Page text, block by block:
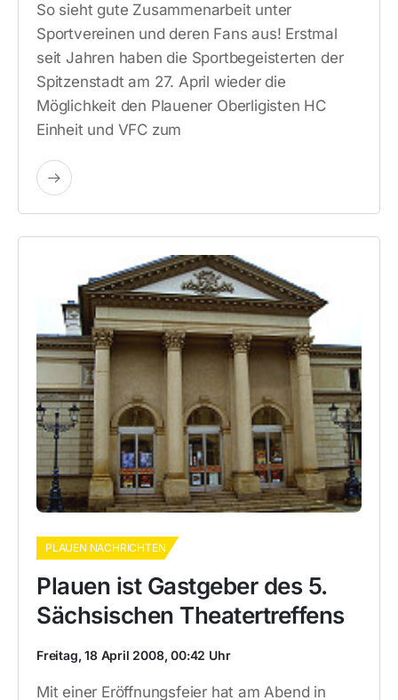
So sieht gute Zusammenarbeit unter
Sportvereinen und deren Fans aus! Erstmal
seit Jahren haben die Sportbegeisterten der
Spitzenstadt am 27. April wieder die
Möglichkeit den Plauener Oberligisten HC
Einheit und VFC zum
PLAUEN NACHRICHTEN
Plauen ist Gastgeber des 5.
Sächsischen Theatertreffens
Freitag, 18 April 2008, 00:42 Uhr
Mit einer Eröffnungsfeier hat am Abend in